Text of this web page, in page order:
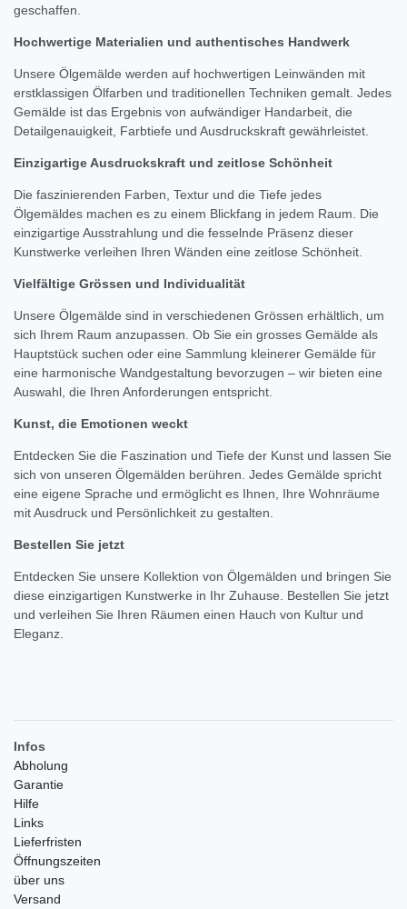
geschaffen.
Hochwertige Materialien und authentisches Handwerk
Unsere Ölgemälde werden auf hochwertigen Leinwänden mit
erstklassigen Ölfarben und traditionellen Techniken gemalt. Jedes
Gemälde ist das Ergebnis von aufwändiger Handarbeit, die
Detailgenauigkeit, Farbtiefe und Ausdruckskraft gewährleistet.
Einzigartige Ausdruckskraft und zeitlose Schönheit
Die faszinierenden Farben, Textur und die Tiefe jedes
Ölgemäldes machen es zu einem Blickfang in jedem Raum. Die
einzigartige Ausstrahlung und die fesselnde Präsenz dieser
Kunstwerke verleihen Ihren Wänden eine zeitlose Schönheit.
Vielfältige Grössen und Individualität
Unsere Ölgemälde sind in verschiedenen Grössen erhältlich, um
sich Ihrem Raum anzupassen. Ob Sie ein grosses Gemälde als
Hauptstück suchen oder eine Sammlung kleinerer Gemälde für
eine harmonische Wandgestaltung bevorzugen – wir bieten eine
Auswahl, die Ihren Anforderungen entspricht.
Kunst, die Emotionen weckt
Entdecken Sie die Faszination und Tiefe der Kunst und lassen Sie
sich von unseren Ölgemälden berühren. Jedes Gemälde spricht
eine eigene Sprache und ermöglicht es Ihnen, Ihre Wohnräume
mit Ausdruck und Persönlichkeit zu gestalten.
Bestellen Sie jetzt
Entdecken Sie unsere Kollektion von Ölgemälden und bringen Sie
diese einzigartigen Kunstwerke in Ihr Zuhause. Bestellen Sie jetzt
und verleihen Sie Ihren Räumen einen Hauch von Kultur und
Eleganz.
Infos
Abholung
Garantie
Hilfe
Links
Lieferfristen
Öffnungszeiten
über uns
Versand